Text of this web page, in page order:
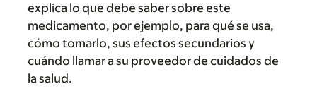
explica lo que debe saber sobre este
medicamento, por ejemplo, para qué se usa,
cómo tomarlo, sus efectos secundarios y
cuándo llamar a su proveedor de cuidados de
la salud.